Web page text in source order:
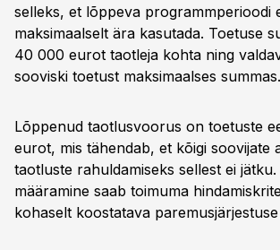
selleks, et lõppeva programmperioodi
maksimaalselt ära kasutada. Toetuse
40 000 eurot taotleja kohta ning
sooviski toetust maksimaalses summas.
Lõppenud taotlusvoorus on toetuste
eurot, mis tähendab, et kõigi soovijate
taotluste rahuldamiseks sellest ei
määramine saab toimuma
kohaselt koostatava